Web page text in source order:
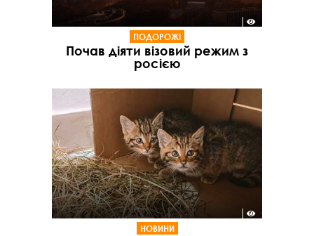
ПОДОРОЖІ
Почав діяти візовий режим з
росією
НОВИНИ